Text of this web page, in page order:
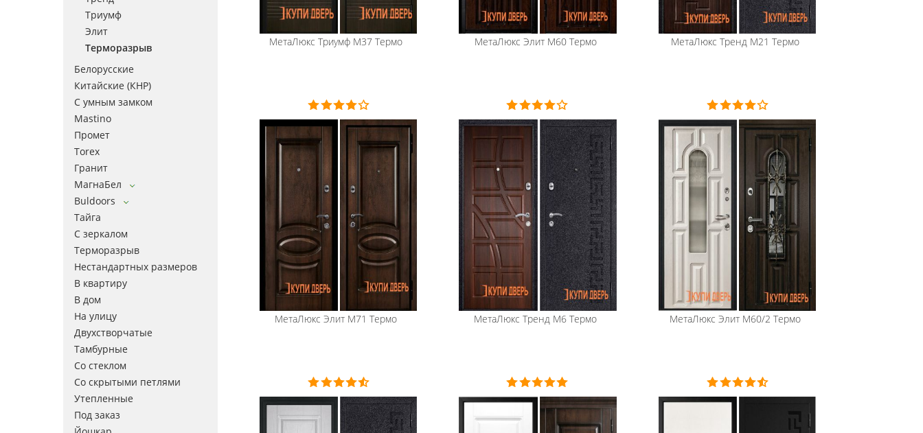
Триумф
Элит
Терморазрыв
Белорусские
Китайские (КНР)
С умным замком
Mastino
Промет
Torex
Гранит
МагнаБел
Buldoors
Тайга
С зеркалом
Терморазрыв
Нестандартных размеров
В квартиру
В дом
На улицу
Двухстворчатые
Тамбурные
Со стеклом
Со скрытыми петлями
Утепленные
Под заказ
МетаЛюкс Триумф М37 Термо МетаЛюкс Элит М60 Термо МетаЛюкс Тренд М21 Термо
МетаЛюкс Элит М71 Термо МетаЛюкс Тренд М6 Термо МетаЛюкс Элит М60/2 Термо